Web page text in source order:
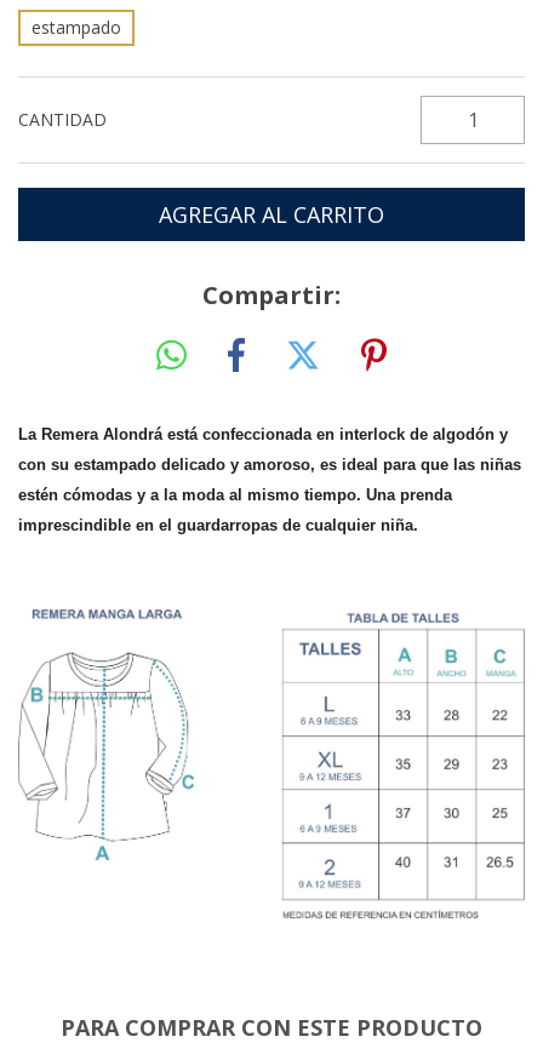
estampado
CANTIDAD
Compartir:
La Remera Alondrá está confeccionada en interlock de algodón y
con su estampado delicado y amoroso, es ideal para que las niñas
estén cómodas y a la moda al mismo tiempo. Una prenda
imprescindible en el guardarropas de cualquier niña.
PARA COMPRAR CON ESTE PRODUCTO